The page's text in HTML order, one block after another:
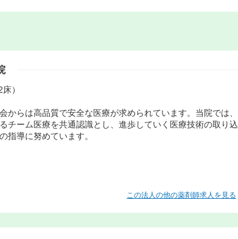
）
からは高品質で安全な医療が求められています。当院では、
チーム医療を共通認識とし、進歩していく医療技術の取り込
指導に努めています。
この法人の他の薬剤師求人を見る